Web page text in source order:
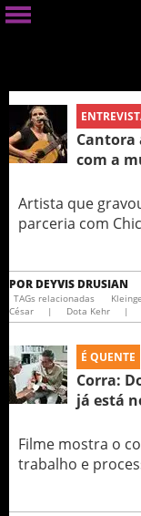
Cantora
com a
Artista que
parceria com
POR DEYVIS DRUSIAN
TAGs relacionadas
César
| Dota Kehr |
É QUENTE
Corra:
já está
Filme mostra o
trabalho e